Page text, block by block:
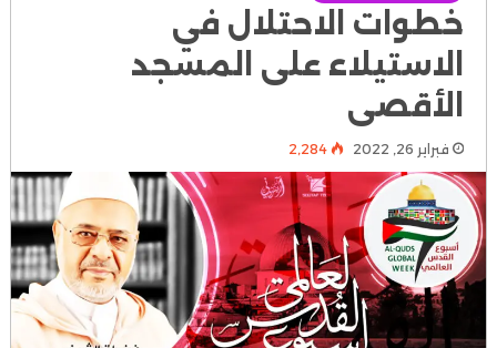
خطوات الاحتلال في
الاستيلاء على المسجد
الأقصى
فبراير 26, 2022 2٬284